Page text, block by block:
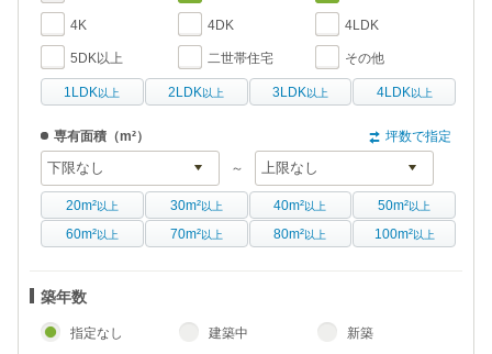
4K 4DK 4LDK
5DK以上 二世帯住宅 その他
1LDK 以上 2LDK 以上 3LDK 以上 4LDK 以上
専有面積（m²） 坪数で指定
～
20m²以上 30m²以上 40m²以上 50m²以上
60m²以上 70m²以上 80m²以上 100m²以上
築年数
指定なし 建築中 新築